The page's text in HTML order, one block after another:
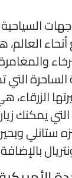
السياحية
العالم،
التي
الزرقاء،
يمكنك
بالإضافة